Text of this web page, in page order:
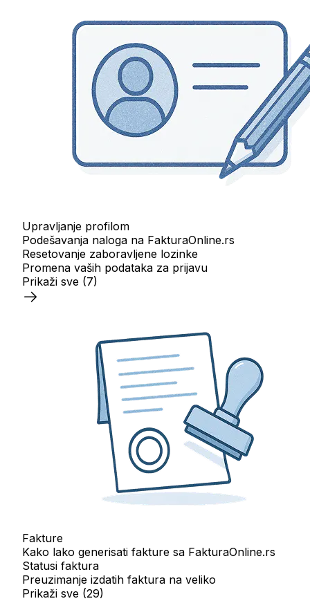
Upravljanje profilom
Podešavanja naloga na FakturaOnline.rs
Resetovanje zaboravljene lozinke
Promena vaših podataka za prijavu
Prikaži sve (7)
Fakture
Kako lako generisati fakture sa FakturaOnline.rs
Statusi faktura
Preuzimanje izdatih faktura na veliko
Prikaži sve (29)